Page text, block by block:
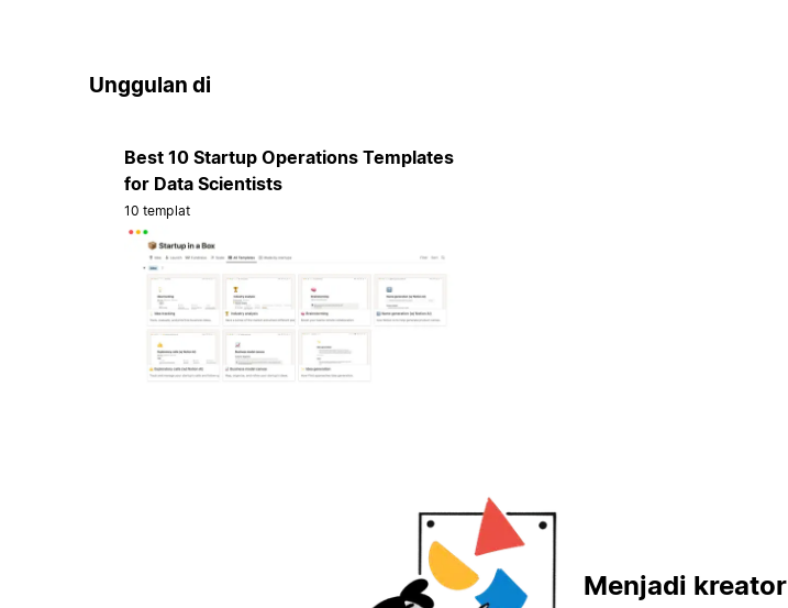
Unggulan di
Best 10 Startup Operations Templates
for Data Scientists
10 templat
Menjadi kreator